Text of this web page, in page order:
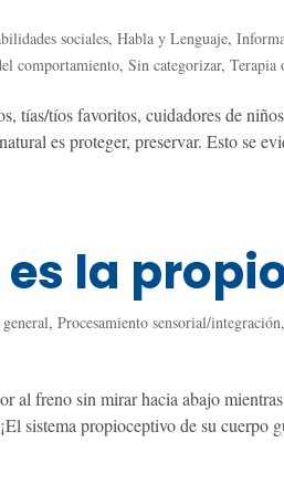
sociales,Habla y Lenguaje,
comportamiento,Sin categorizar,Terapia
tías/tíos favoritos, cuidadores de
es proteger, preservar. Esto se
la
,Procesamiento sensorial/integración
al freno sin mirar hacia abajo
sistema propioceptivo de su cuerpo